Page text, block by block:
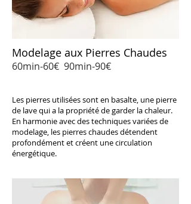
Modelage aux Pierres Chaudes
60min-60€ 90min-90€
Les pierres utilisées sont en basalte, une pierre
de lave qui a la propriété de garder la chaleur.
En harmonie avec des techniques variées de
modelage, les pierres chaudes détendent
profondément et créent une circulation
énergétique.